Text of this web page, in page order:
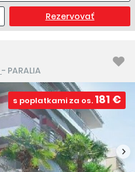
Rezervovať
- PARALIA
s poplatkami za os. 181 €